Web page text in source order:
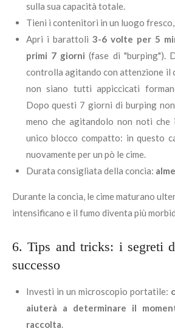
sulla sua capacità totale.
Tieni i contenitori in un luogo
Apri i barattoli 3-6 volte per 5
primi 7 giorni (fase di "burping").
controlla agitando con attenzione il
non siano tutti appiccicati
Dopo questi 7 giorni di burping
meno che agitandolo non noti
unico blocco compatto: in questo
nuovamente per un pò le cime.
Durata consigliata della concia:
Durante la concia, le cime maturano
intensificano e il fumo diventa più
6. Tips and tricks: i segreti
successo
Investi in un microscopio portatile:
aiuterà a determinare il
raccolta.